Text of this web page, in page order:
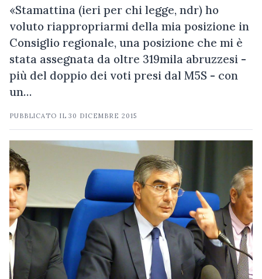
«Stamattina (ieri per chi legge, ndr) ho
voluto riappropriarmi della mia posizione in
Consiglio regionale, una posizione che mi è
stata assegnata da oltre 319mila abruzzesi -
più del doppio dei voti presi dal M5S - con
un…
PUBBLICATO IL30 DICEMBRE 2015